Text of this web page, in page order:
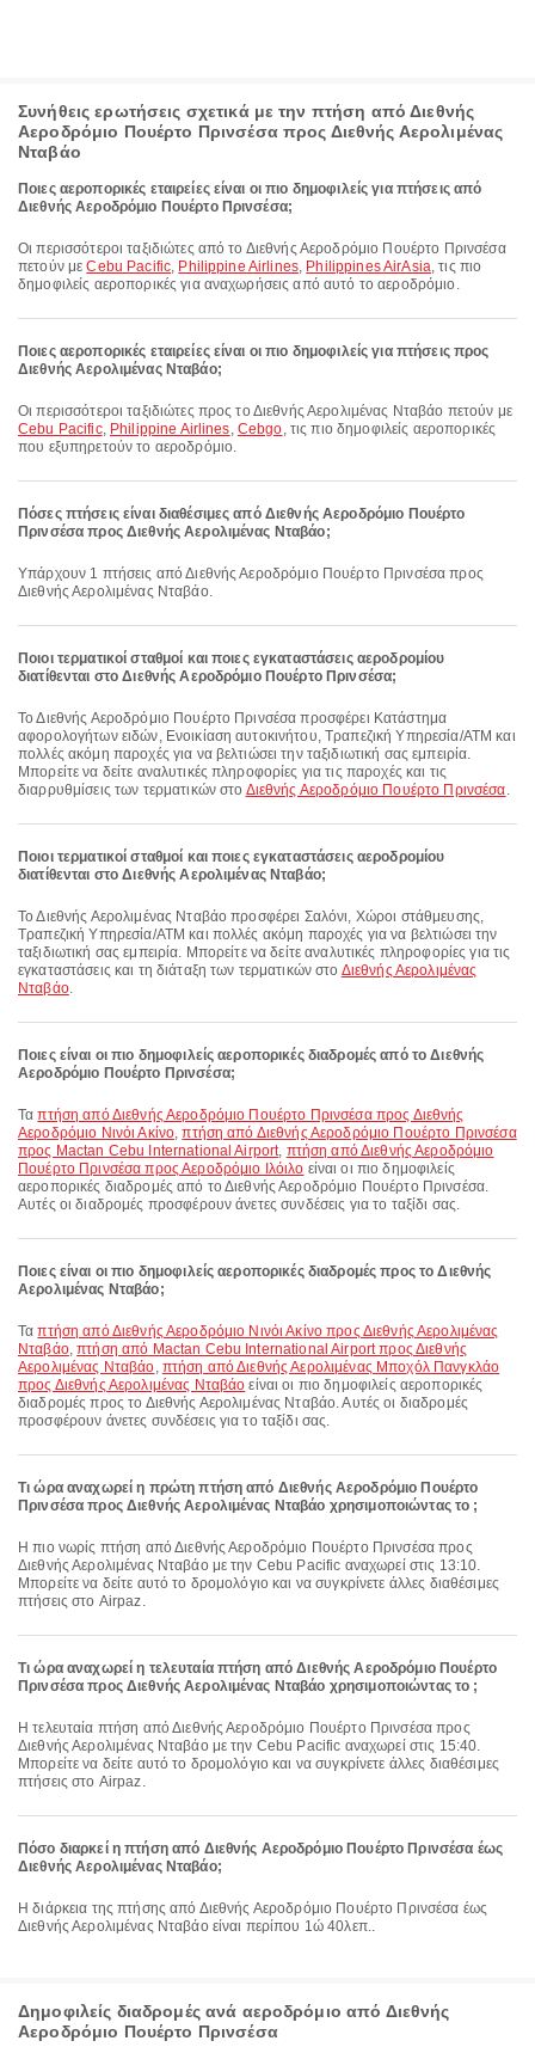
Συνήθεις ερωτήσεις σχετικά με την πτήση από Διεθνής
Αεροδρόμιο Πουέρτο Πρινσέσα προς Διεθνής Αερολιμένας
Νταβάο
Ποιες αεροπορικές εταιρείες είναι οι πιο δημοφιλείς για πτήσεις από
Διεθνής Αεροδρόμιο Πουέρτο Πρινσέσα;
Οι περισσότεροι ταξιδιώτες από το Διεθνής Αεροδρόμιο Πουέρτο Πρινσέσα
πετούν μεCebu Pacific, Philippine Airlines, Philippines AirAsia, τις πιο
δημοφιλείς αεροπορικές για αναχωρήσεις από αυτό το αεροδρόμιο.
Ποιες αεροπορικές εταιρείες είναι οι πιο δημοφιλείς για πτήσεις προς
Διεθνής Αερολιμένας Νταβάο;
Οι περισσότεροι ταξιδιώτες προς το Διεθνής Αερολιμένας Νταβάο πετούν με
Cebu Pacific, Philippine Airlines, Cebgo, τις πιο δημοφιλείς αεροπορικές
που εξυπηρετούν το αεροδρόμιο.
Πόσες πτήσεις είναι διαθέσιμες από Διεθνής Αεροδρόμιο Πουέρτο
Πρινσέσα προς Διεθνής Αερολιμένας Νταβάο;
Υπάρχουν 1 πτήσεις από Διεθνής Αεροδρόμιο Πουέρτο Πρινσέσα προς
Διεθνής Αερολιμένας Νταβάο.
Ποιοι τερματικοί σταθμοί και ποιες εγκαταστάσεις αεροδρομίου
διατίθενται στο Διεθνής Αεροδρόμιο Πουέρτο Πρινσέσα;
Το Διεθνής Αεροδρόμιο Πουέρτο Πρινσέσα προσφέρει Κατάστημα
αφορολογήτων ειδών, Ενοικίαση αυτοκινήτου, Τραπεζική Υπηρεσία/ΑΤΜ και
πολλές ακόμη παροχές για να βελτιώσει την ταξιδιωτική σας εμπειρία.
Μπορείτε να δείτε αναλυτικές πληροφορίες για τις παροχές και τις
διαρρυθμίσεις των τερματικών στο Διεθνής Αεροδρόμιο Πουέρτο Πρινσέσα.
Ποιοι τερματικοί σταθμοί και ποιες εγκαταστάσεις αεροδρομίου
διατίθενται στο Διεθνής Αερολιμένας Νταβάο;
Το Διεθνής Αερολιμένας Νταβάο προσφέρει Σαλόνι, Χώροι στάθμευσης,
Τραπεζική Υπηρεσία/ΑΤΜ και πολλές ακόμη παροχές για να βελτιώσει την
ταξιδιωτική σας εμπειρία. Μπορείτε να δείτε αναλυτικές πληροφορίες για τις
εγκαταστάσεις και τη διάταξη των τερματικών στο Διεθνής Αερολιμένας
Νταβάο.
Ποιες είναι οι πιο δημοφιλείς αεροπορικές διαδρομές από το Διεθνής
Αεροδρόμιο Πουέρτο Πρινσέσα;
Ταπτήση από Διεθνής Αεροδρόμιο Πουέρτο Πρινσέσα προς Διεθνής
Αεροδρόμιο Νινόι Ακίνο,πτήση από Διεθνής Αεροδρόμιο Πουέρτο Πρινσέσα
προς Mactan Cebu International Airport, πτήση από Διεθνής Αεροδρόμιο
Πουέρτο Πρινσέσα προς Αεροδρόμιο Ιλόιλο είναι οι πιο δημοφιλείς
αεροπορικές διαδρομές από το Διεθνής Αεροδρόμιο Πουέρτο Πρινσέσα.
Αυτές οι διαδρομές προσφέρουν άνετες συνδέσεις για το ταξίδι σας.
Ποιες είναι οι πιο δημοφιλείς αεροπορικές διαδρομές προς το Διεθνής
Αερολιμένας Νταβάο;
Ταπτήση από Διεθνής Αεροδρόμιο Νινόι Ακίνο προς Διεθνής Αερολιμένας
Νταβάο,πτήση από Mactan Cebu International Airport προς Διεθνής
Αερολιμένας Νταβάο, πτήση από Διεθνής Αερολιμένας Μποχόλ Πανγκλάο
προς Διεθνής Αερολιμένας Νταβάο είναι οι πιο δημοφιλείς αεροπορικές
διαδρομές προς το Διεθνής Αερολιμένας Νταβάο. Αυτές οι διαδρομές
προσφέρουν άνετες συνδέσεις για το ταξίδι σας.
Τι ώρα αναχωρεί η πρώτη πτήση από Διεθνής Αεροδρόμιο Πουέρτο
Πρινσέσα προς Διεθνής Αερολιμένας Νταβάο χρησιμοποιώντας το ;
Η πιο νωρίς πτήση από Διεθνής Αεροδρόμιο Πουέρτο Πρινσέσα προς
Διεθνής Αερολιμένας Νταβάο με την Cebu Pacific αναχωρεί στις 13:10.
Μπορείτε να δείτε αυτό το δρομολόγιο και να συγκρίνετε άλλες διαθέσιμες
πτήσεις στο Airpaz.
Τι ώρα αναχωρεί η τελευταία πτήση από Διεθνής Αεροδρόμιο Πουέρτο
Πρινσέσα προς Διεθνής Αερολιμένας Νταβάο χρησιμοποιώντας το ;
Η τελευταία πτήση από Διεθνής Αεροδρόμιο Πουέρτο Πρινσέσα προς
Διεθνής Αερολιμένας Νταβάο με την Cebu Pacific αναχωρεί στις 15:40.
Μπορείτε να δείτε αυτό το δρομολόγιο και να συγκρίνετε άλλες διαθέσιμες
πτήσεις στο Airpaz.
Πόσο διαρκεί η πτήση από Διεθνής Αεροδρόμιο Πουέρτο Πρινσέσα έως
Διεθνής Αερολιμένας Νταβάο;
Η διάρκεια της πτήσης από Διεθνής Αεροδρόμιο Πουέρτο Πρινσέσα έως
Διεθνής Αερολιμένας Νταβάο είναι περίπου 1ώ 40λεπ..
Δημοφιλείς διαδρομές ανά αεροδρόμιο από Διεθνής
Αεροδρόμιο Πουέρτο Πρινσέσα